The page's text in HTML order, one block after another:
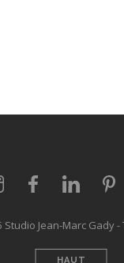
Studio Jean-Marc Gady
HAUT